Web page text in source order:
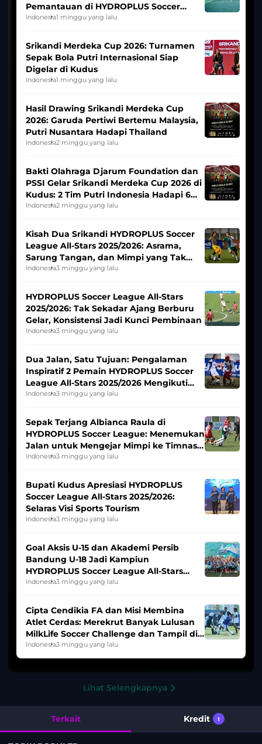
Pemantauan di HYDROPLUS Soccer
League
Indonesia1 minggu yang lalu
Srikandi Merdeka Cup 2026: Turnamen
Sepak Bola Putri Internasional Siap
Digelar di Kudus
Indonesia1 minggu yang lalu
Hasil Drawing Srikandi Merdeka Cup
2026: Garuda Pertiwi Bertemu Malaysia,
Putri Nusantara Hadapi Thailand
Indonesia2 minggu yang lalu
Bakti Olahraga Djarum Foundation dan
PSSI Gelar Srikandi Merdeka Cup 2026 di
Kudus: 2 Tim Putri Indonesia Hadapi 6
Tim Asia
Indonesia2 minggu yang lalu
Kisah Dua Srikandi HYDROPLUS Soccer
League All-Stars 2025/2026: Asrama,
Sarung Tangan, dan Mimpi yang Tak
Pernah Padam
Indonesia3 minggu yang lalu
HYDROPLUS Soccer League All-Stars
2025/2026: Tak Sekadar Ajang Berburu
Gelar, Konsistensi Jadi Kunci Pembinaan
Indonesia3 minggu yang lalu
Dua Jalan, Satu Tujuan: Pengalaman
Inspiratif 2 Pemain HYDROPLUS Soccer
League All-Stars 2025/2026 Mengikuti
Seleksi Timnas Indonesia Putri
Indonesia3 minggu yang lalu
Sepak Terjang Albianca Raula di
HYDROPLUS Soccer League: Menemukan
Jalan untuk Mengejar Mimpi ke Timnas
Indonesia Putri
Indonesia3 minggu yang lalu
Bupati Kudus Apresiasi HYDROPLUS
Soccer League All-Stars 2025/2026:
Selaras Visi Sports Tourism
Indonesia3 minggu yang lalu
Goal Aksis U-15 dan Akademi Persib
Bandung U-18 Jadi Kampiun
HYDROPLUS Soccer League All-Stars
2025/2026
Indonesia3 minggu yang lalu
Cipta Cendikia FA dan Misi Membina
Atlet Cerdas: Merekrut Banyak Lulusan
MilkLife Soccer Challenge dan Tampil di
HYDROPLUS Soccer League
Indonesia3 minggu yang lalu
Lihat Selengkapnya
Terkait Kredit 1